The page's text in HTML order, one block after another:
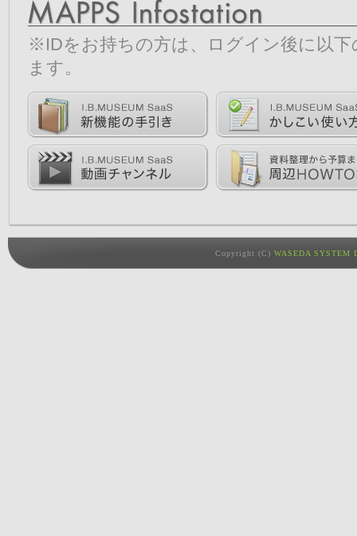
※IDをお持ちの方は、ログイン後に以
ます。
Copyright (C) WASEDA SYSTEM